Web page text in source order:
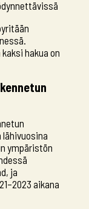
hakua on
ympäristön
ja
aikana